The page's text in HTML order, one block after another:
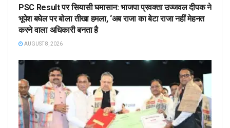
PSC Result पर सियासी घमासान: भाजपा प्रवक्ता उज्जवल दीपक ने
भूपेश बघेल पर बोला तीखा हमला, ‘अब राजा का बेटा राजा नहीं मेहनत
करने वाला अधिकारी बनता है
AUGUST 8, 2026